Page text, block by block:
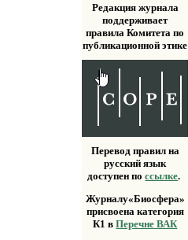
Редакция журнала
поддерживает
правила Комитета по
публикационной этике
Перевод правил на
русский язык
доступен поссылке.
Журналу«Биосфера»
присвоена категория
К1 вПеречне ВАК